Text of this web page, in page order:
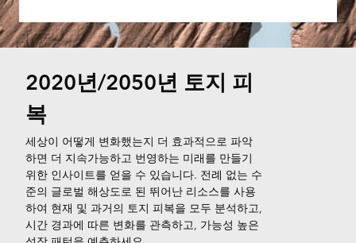
2020년/2050년 토지 피
복
세상이 어떻게 변화했는지 더 효과적으로 파악
하면 더 지속가능하고 번영하는 미래를 만들기
위한 인사이트를 얻을 수 있습니다. 전례 없는 수
준의 글로벌 해상도로 된 뛰어난 리소스를 사용
하여 현재 및 과거의 토지 피복을 모두 분석하고,
시간 경과에 따른 변화를 관측하고, 가능성 높은